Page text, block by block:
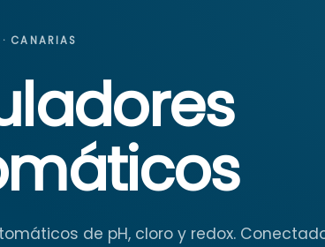
CANARIAS
de pH, cloro y redox.